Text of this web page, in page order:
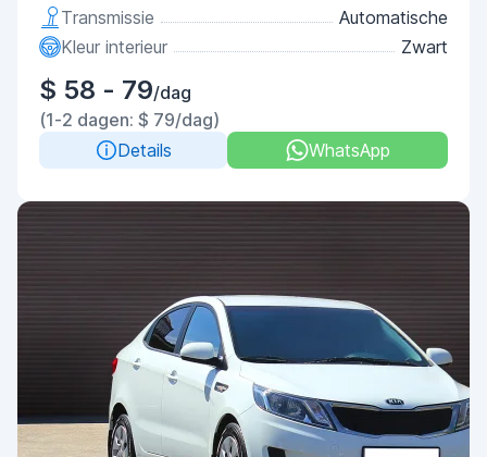
Transmissie
Automatische
Kleur interieur
Zwart
$ 58 - 79/dag
(1-2 dagen: $ 79/dag)
Details
WhatsApp